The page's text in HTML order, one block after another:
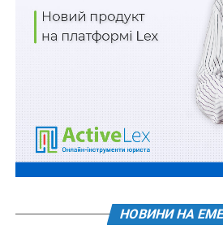
вищої освіти) можуть
працівниками відповідної цим
за строковими трудовими
проведення конкурсного
абз.
Окрім цього, доповненням до ч.
що аспірантам, ад’юнктам і
на навчання за державним
призначається стипендія в
НОВИНИ НА